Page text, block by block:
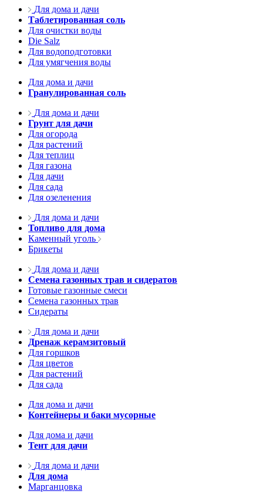
Для дома и дачи
Таблетированная соль
Для очистки воды
Die Salz
Для водоподготовки
Для умягчения воды
Для дома и дачи
Гранулированная соль
Для дома и дачи
Грунт для дачи
Для огорода
Для растений
Для теплиц
Для газона
Для дачи
Для сада
Для озеленения
Для дома и дачи
Топливо для дома
Каменный уголь
Брикеты
Для дома и дачи
Семена газонных трав и сидератов
Готовые газонные смеси
Семена газонных трав
Сидераты
Для дома и дачи
Дренаж керамзитовый
Для горшков
Для цветов
Для растений
Для сада
Для дома и дачи
Контейнеры и баки мусорные
Для дома и дачи
Тент для дачи
Для дома и дачи
Для дома
Марганцовка